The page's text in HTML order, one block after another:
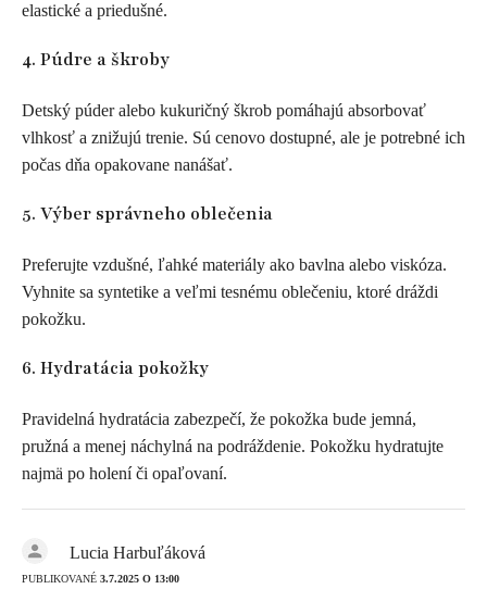
elastické a priedušné.
4. Púdre a škroby
Detský púder alebo kukuričný škrob pomáhajú absorbovať
vlhkosť a znižujú trenie. Sú cenovo dostupné, ale je potrebné ich
počas dňa opakovane nanášať.
5. Výber správneho oblečenia
Preferujte vzdušné, ľahké materiály ako bavlna alebo viskóza.
Vyhnite sa syntetike a veľmi tesnému oblečeniu, ktoré dráždi
pokožku.
6. Hydratácia pokožky
Pravidelná hydratácia zabezpečí, že pokožka bude jemná,
pružná a menej náchylná na podráždenie. Pokožku hydratujte
najmä po holení či opaľovaní.
Lucia Harbuľáková
PUBLIKOVANÉ 3.7.2025 O 13:00